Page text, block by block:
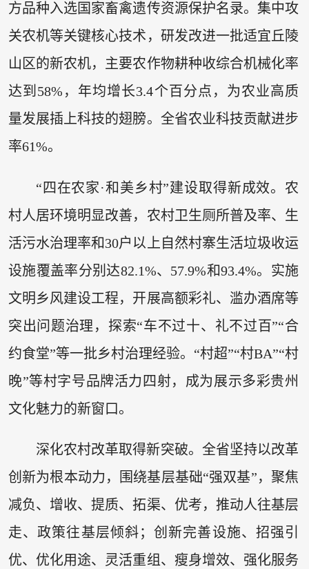
方品种入选国家畜禽遗传资源保护名录。集中攻
关农机等关键核心技术，研发改进一批适宜丘陵
山区的新农机，主要农作物耕种收综合机械化率
达到58%，年均增长3.4个百分点，为农业高质
量发展插上科技的翅膀。全省农业科技贡献进步
率61%。
“四在农家·和美乡村”建设取得新成效。农
村人居环境明显改善，农村卫生厕所普及率、生
活污水治理率和30户以上自然村寨生活垃圾收运
设施覆盖率分别达82.1%、57.9%和93.4%。实施
文明乡风建设工程，开展高额彩礼、滥办酒席等
突出问题治理，探索“车不过十、礼不过百”“合
约食堂”等一批乡村治理经验。“村超”“村BA”“村
晚”等村字号品牌活力四射，成为展示多彩贵州
文化魅力的新窗口。
深化农村改革取得新突破。全省坚持以改革
创新为根本动力，围绕基层基础“强双基”，聚焦
减负、增收、提质、拓渠、优考，推动人往基层
走、政策往基层倾斜；创新完善设施、招强引
优、优化用途、灵活重组、瘦身增效、强化服务